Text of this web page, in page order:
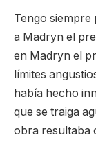
Tengo siempre
a Madryn el
en Madryn el
límites
había hecho
que se traiga
obra resultaba